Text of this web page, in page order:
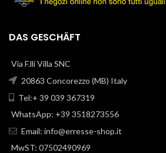
DAS GESCHÄFT
Via F.lli Villa SNC
20863 Concorezzo (MB) Italy
Tel:+ 39 039 367319
WhatsApp: +39 3518273556
Email: info@erresse-shop.it
MwST: 07502490969